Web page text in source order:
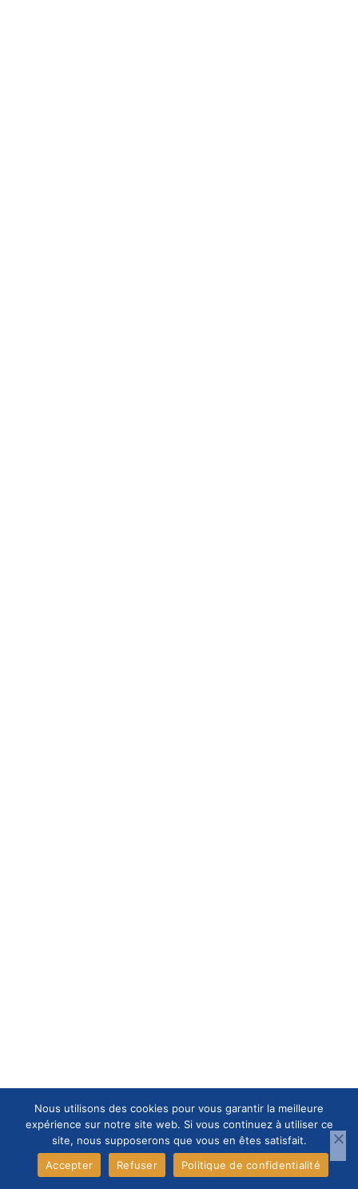
Nous utilisons des cookies pour vous garantir la meilleure
expérience sur notre site web. Si vous continuez à utiliser ce
site, nous supposerons que vous en êtes satisfait.
Accepter
Refuser Politique de confidentialité